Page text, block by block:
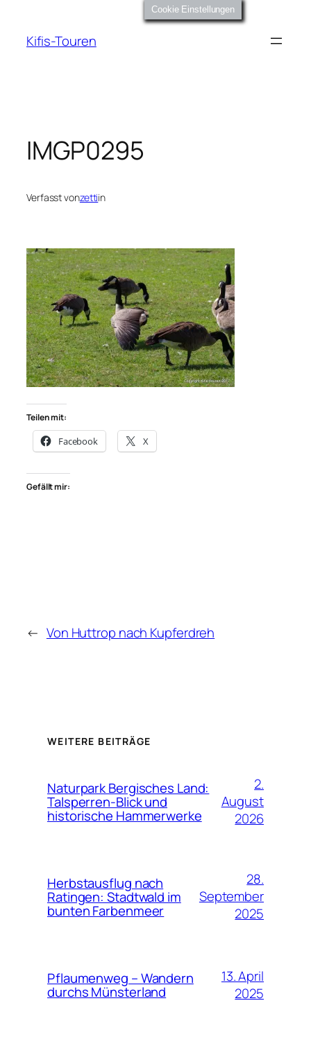
springen
Kifis-Touren
IMGP0295
Verfasst vonzettiin
Teilen mit:
Facebook X
Gefällt mir:
← Von Huttrop nach Kupferdreh
WEITERE BEITRÄGE
Naturpark Bergisches Land:
Talsperren-Blick und
historische Hammerwerke
2.
August
2026
Herbstausflug nach
Ratingen: Stadtwald im
bunten Farbenmeer
28.
September
2025
Pflaumenweg – Wandern
durchs Münsterland
13. April
2025
Cookie Einstellungen